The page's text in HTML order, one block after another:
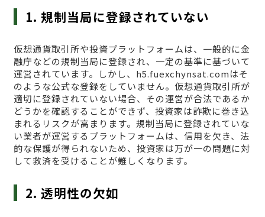
1. 規制当局に登録されていない
仮想通貨取引所や投資プラットフォームは、一般的に金
融庁などの規制当局に登録され、一定の基準に基づいて
運営されています。しかし、h5.fuexchynsat.comはそ
のような公式な登録をしていません。仮想通貨取引所が
適切に登録されていない場合、その運営が合法であるか
どうかを確認することができず、投資家は詐欺に巻き込
まれるリスクが高まります。規制当局に登録されていな
い業者が運営するプラットフォームは、信用を欠き、法
的な保護が得られないため、投資家は万が一の問題に対
して救済を受けることが難しくなります。
2. 透明性の欠如